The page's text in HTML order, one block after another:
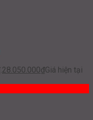
28.050.000₫Giá hiện tại